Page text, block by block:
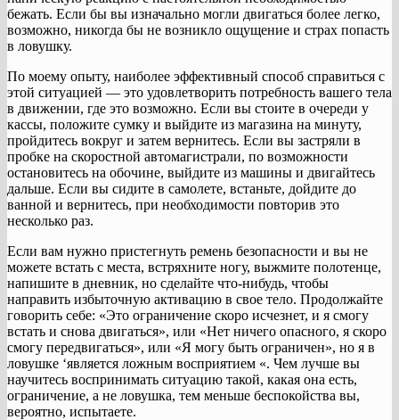
бежать. Если бы вы изначально могли двигаться более легко,
возможно, никогда бы не возникло ощущение и страх попасть
в ловушку.
По моему опыту, наиболее эффективный способ справиться с
этой ситуацией — это удовлетворить потребность вашего тела
в движении, где это возможно. Если вы стоите в очереди у
кассы, положите сумку и выйдите из магазина на минуту,
пройдитесь вокруг и затем вернитесь. Если вы застряли в
пробке на скоростной автомагистрали, по возможности
остановитесь на обочине, выйдите из машины и двигайтесь
дальше. Если вы сидите в самолете, встаньте, дойдите до
ванной и вернитесь, при необходимости повторив это
несколько раз.
Если вам нужно пристегнуть ремень безопасности и вы не
можете встать с места, встряхните ногу, выжмите полотенце,
напишите в дневник, но сделайте что-нибудь, чтобы
направить избыточную активацию в свое тело. Продолжайте
говорить себе: «Это ограничение скоро исчезнет, ​​и я смогу
встать и снова двигаться», или «Нет ничего опасного, я скоро
смогу передвигаться», или «Я могу быть ограничен», но я в
ловушке ‘является ложным восприятием «. Чем лучше вы
научитесь воспринимать ситуацию такой, какая она есть,
ограничение, а не ловушка, тем меньше беспокойства вы,
вероятно, испытаете.